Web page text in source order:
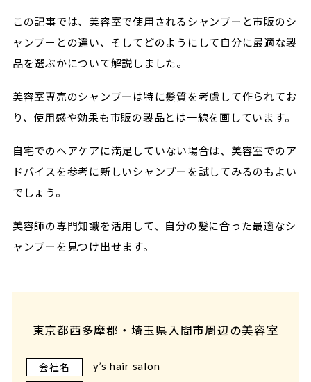
この記事では、美容室で使用されるシャンプーと市販のシ
ャンプーとの違い、そしてどのようにして自分に最適な製
品を選ぶかについて解説しました。
美容室専売のシャンプーは特に髪質を考慮して作られてお
り、使用感や効果も市販の製品とは一線を画しています。
自宅でのヘアケアに満足していない場合は、美容室でのア
ドバイスを参考に新しいシャンプーを試してみるのもよい
でしょう。
美容師の専門知識を活用して、自分の髪に合った最適なシ
ャンプーを見つけ出せます。
東京都西多摩郡・埼玉県入間市周辺の美容室
会社名 y’s hair salon